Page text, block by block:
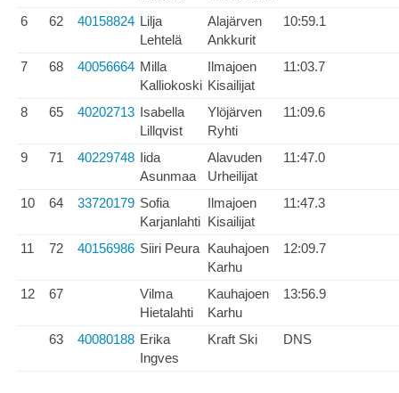
6 62 40158824 Lilja
Lehtelä
Alajärven
Ankkurit
10:59.1
7 68 40056664 Milla
Kalliokoski
Ilmajoen
Kisailijat
11:03.7
8 65 40202713 Isabella
Lillqvist
Ylöjärven
Ryhti
11:09.6
9 71 40229748 Iida
Asunmaa
Alavuden
Urheilijat
11:47.0
10 64 33720179 Sofia
Karjanlahti
Ilmajoen
Kisailijat
11:47.3
11 72 40156986 Siiri Peura Kauhajoen
Karhu
12:09.7
12 67
Vilma
Hietalahti
Kauhajoen
Karhu
13:56.9
63 40080188 Erika
Ingves
Kraft Ski DNS